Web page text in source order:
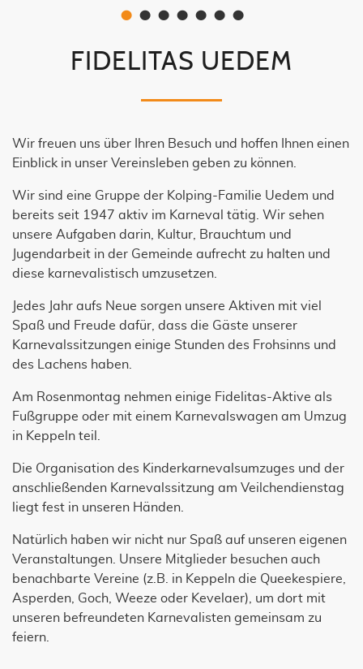
• • • • • • •
FIDELITAS UEDEM
Wir freuen uns über Ihren Besuch und hoffen Ihnen einen
Einblick in unser Vereinsleben geben zu können.
Wir sind eine Gruppe der Kolping-Familie Uedem und
bereits seit 1947 aktiv im Karneval tätig. Wir sehen
unsere Aufgaben darin, Kultur, Brauchtum und
Jugendarbeit in der Gemeinde aufrecht zu halten und
diese karnevalistisch umzusetzen.
Jedes Jahr aufs Neue sorgen unsere Aktiven mit viel
Spaß und Freude dafür, dass die Gäste unserer
Karnevalssitzungen einige Stunden des Frohsinns und
des Lachens haben.
Am Rosenmontag nehmen einige Fidelitas-Aktive als
Fußgruppe oder mit einem Karnevalswagen am Umzug
in Keppeln teil.
Die Organisation des Kinderkarnevalsumzuges und der
anschließenden Karnevalssitzung am Veilchendienstag
liegt fest in unseren Händen.
Natürlich haben wir nicht nur Spaß auf unseren eigenen
Veranstaltungen. Unsere Mitglieder besuchen auch
benachbarte Vereine (z.B. in Keppeln die Queekespiere,
Asperden, Goch, Weeze oder Kevelaer), um dort mit
unseren befreundeten Karnevalisten gemeinsam zu
feiern.